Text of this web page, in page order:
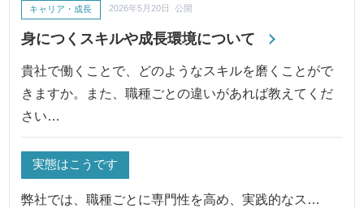
身につくスキルや成長環境について
キャリア・成長 2026年5月20日 公開
貴社で働くことで、どのようなスキルを磨くことがで
きますか。また、職種ごとの違いがあれば教えてくだ
さい…
実態はこうです
弊社では、職種ごとに専門性を高め、実践的なス…